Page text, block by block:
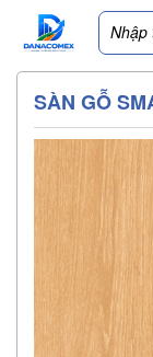
SÀN GỖ